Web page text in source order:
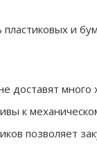
и
доставят
к
позволяет